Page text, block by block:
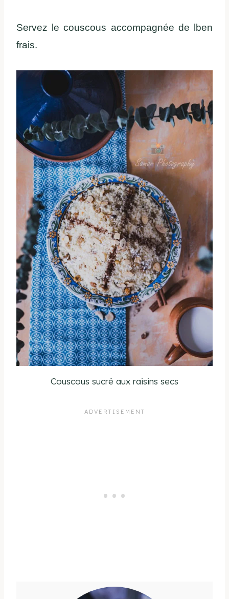
Servez le couscous accompagnée de lben
frais.
Couscous sucré aux raisins secs